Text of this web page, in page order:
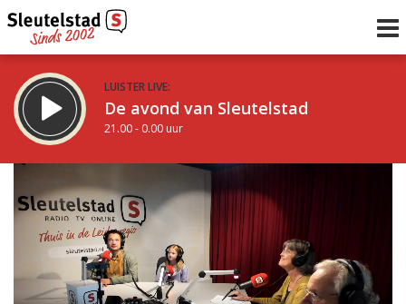
LUISTER LIVE:
De avond van Sleutelstad
21.00 - 0.00 uur
De nacht van Sleutelstad
0.00 - 6.00 uur
Vorig uur
Volgend uur